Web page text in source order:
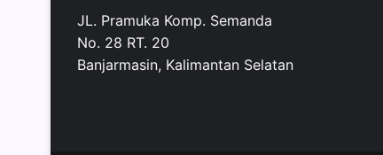
JL. Pramuka Komp. Semanda
No. 28 RT. 20
Banjarmasin, Kalimantan Selatan